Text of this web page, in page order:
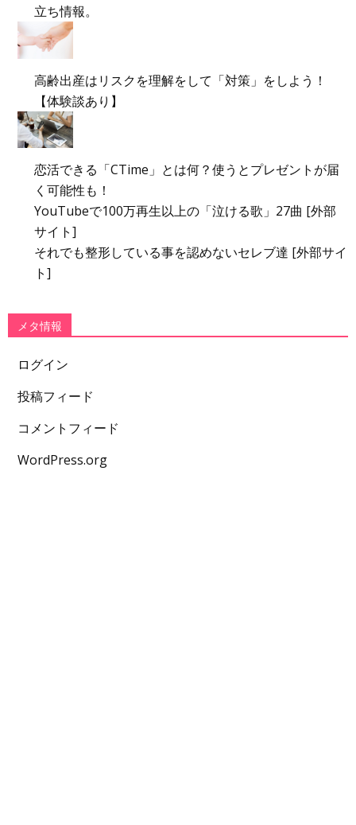
立ち情報。
高齢出産はリスクを理解をして「対策」をしよう！
【体験談あり】
恋活できる「CTime」とは何？使うとプレゼントが届
く可能性も！
YouTubeで100万再生以上の「泣ける歌」27曲 [外部
サイト]
それでも整形している事を認めないセレブ達 [外部サイ
ト]
メタ情報
ログイン
投稿フィード
コメントフィード
WordPress.org